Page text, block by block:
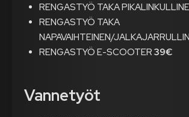
RENGASTYÖ TAKA
RENGASTYÖ TAKA
NAPAVAIHTEINEN/
RENGASTYÖ E-SCOOTER 39€
Vannetyöt